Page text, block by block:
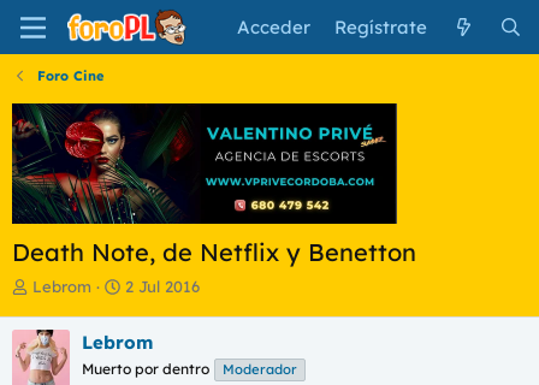
Acceder Regístrate
Foro Cine
Death Note, de Netflix y Benetton
I
i
c
i
Lebrom
F
h
a
2 Jul 2016
Lebrom
Muerto por dentro Moderador